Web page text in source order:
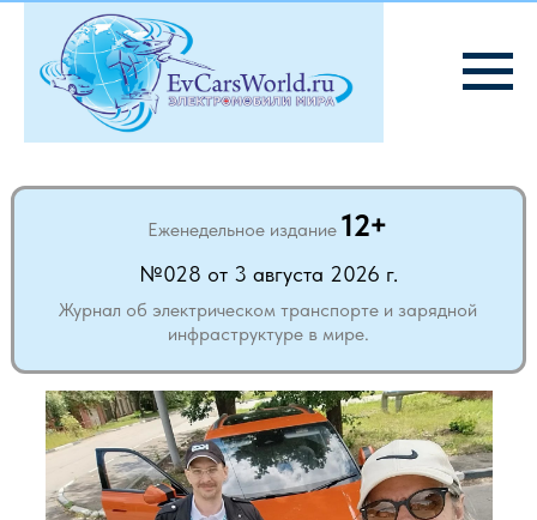
Еженедельное издание 12+
№028 от 3 августа 2026 г.
Журнал об электрическом транспорте и зарядной
инфраструктуре в мире.